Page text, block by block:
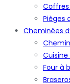
Pièges
Cheminées
Four à